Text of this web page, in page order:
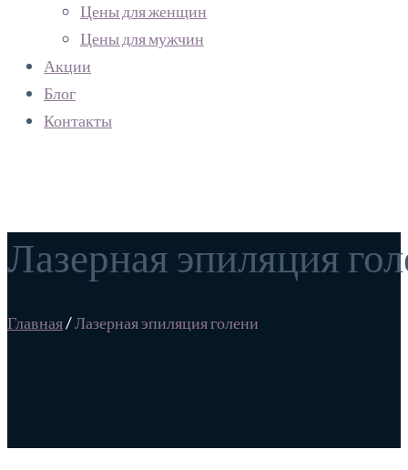
Цены для женщин
Цены для мужчин
Акции
Блог
Контакты
Лазерная эпиляция
Главная/Лазерная эпиляция голени